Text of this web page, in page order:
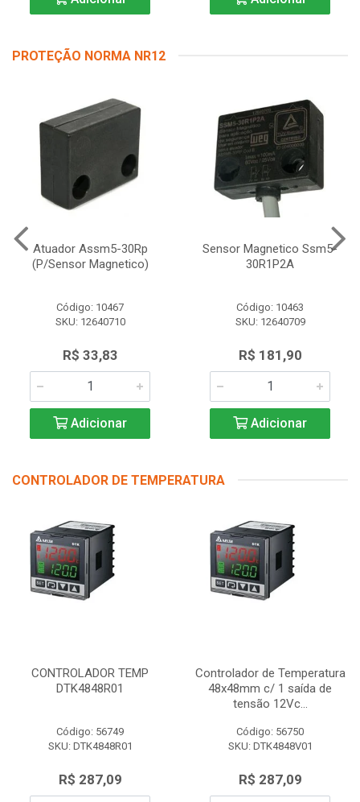
PROTEÇÃO NORMA NR12
Atuador Assm5-30Rp
(P/Sensor Magnetico)
Código: 10467
SKU: 12640710
R$ 33,83
Adicionar
Sensor Magnetico Ssm5-
30R1P2A
Código: 10463
SKU: 12640709
R$ 181,90
Adicionar
CONTROLADOR DE TEMPERATURA
CONTROLADOR TEMP
DTK4848R01
Código: 56749
SKU: DTK4848R01
R$ 287,09
Controlador de Temperatura
48x48mm c/ 1 saída de
tensão 12Vc...
Código: 56750
SKU: DTK4848V01
R$ 287,09